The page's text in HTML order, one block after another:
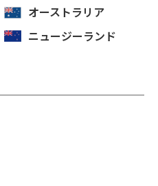
オーストラリア
ニュージーランド